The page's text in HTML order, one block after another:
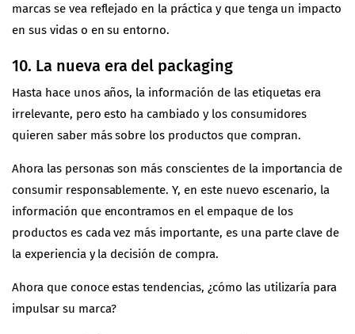
marcas se vea reflejado en la práctica y que tenga un impacto
en sus vidas o en su entorno.
10. La nueva era del packaging
Hasta hace unos años, la información de las etiquetas era
irrelevante, pero esto ha cambiado y los consumidores
quieren saber más sobre los productos que compran.
Ahora las personas son más conscientes de la importancia de
consumir responsablemente. Y, en este nuevo escenario, la
información que encontramos en el empaque de los
productos es cada vez más importante, es una parte clave de
la experiencia y la decisión de compra.
Ahora que conoce estas tendencias, ¿cómo las utilizaría para
impulsar su marca?